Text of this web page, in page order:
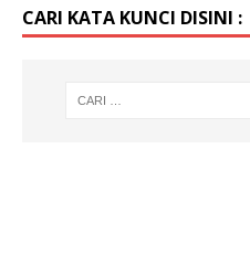
CARI KATA KUNCI DISINI :